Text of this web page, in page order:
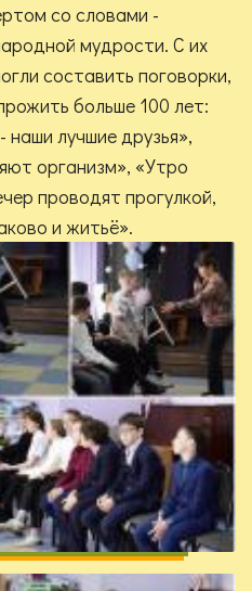
со словами -
мудрости. С их
составить поговорки,
больше 100 лет:
наши лучшие друзья»,
организм», «Утро
проводят прогулкой,
и житьё».